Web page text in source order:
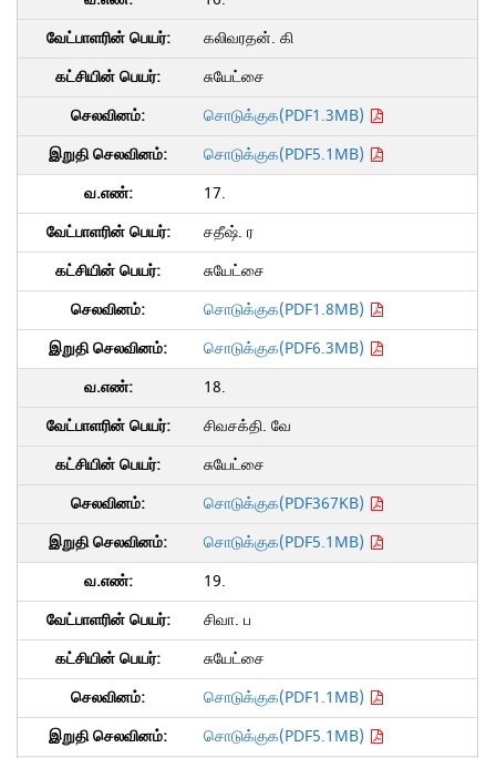
கலிவரதன். கி
சுயேட்சை
சொடுக்குக(PDF1.3MB)
சொடுக்குக(PDF5.1MB)
17.
சதீஷ். ர
சுயேட்சை
சொடுக்குக(PDF1.8MB)
சொடுக்குக(PDF6.3MB)
18.
சிவசக்தி. வே
சுயேட்சை
சொடுக்குக(PDF367KB)
சொடுக்குக(PDF5.1MB)
19.
சிவா. ப
சுயேட்சை
சொடுக்குக(PDF1.1MB)
சொடுக்குக(PDF5.1MB)